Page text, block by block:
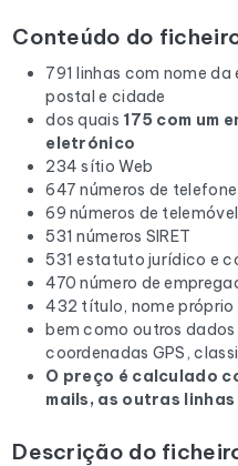
Conteúdo do
791 linhas com nome
postal e cidade
dos quais 175 com um
eletrónico
234 sítio Web
647 números de
69 números de telemóvel
531 números SIRET
531 estatuto jurídico e
470 número de
432 título, nome próprio
bem como outros dados
coordenadas GPS,
O preço é calculado
mails, as outras
Descrição do